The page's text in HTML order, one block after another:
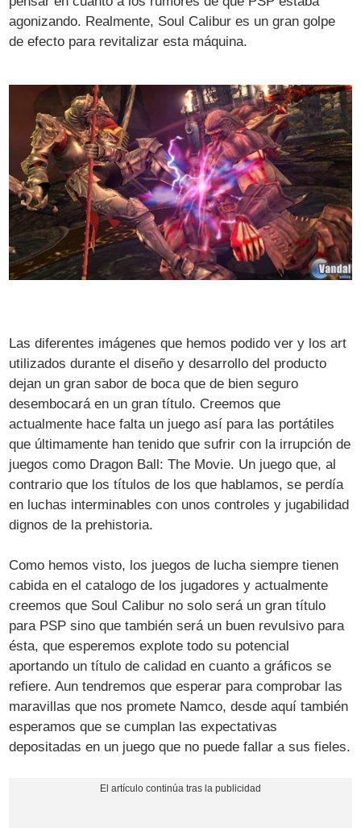
agonizando. Realmente, Soul Calibur es un gran golpe
de efecto para revitalizar esta máquina.
Las diferentes imágenes que hemos podido ver y los art
utilizados durante el diseño y desarrollo del producto
dejan un gran sabor de boca que de bien seguro
desembocará en un gran título. Creemos que
actualmente hace falta un juego así para las portátiles
que últimamente han tenido que sufrir con la irrupción de
juegos como Dragon Ball: The Movie. Un juego que, al
contrario que los títulos de los que hablamos, se perdía
en luchas interminables con unos controles y jugabilidad
dignos de la prehistoria.
Como hemos visto, los juegos de lucha siempre tienen
cabida en el catalogo de los jugadores y actualmente
creemos que Soul Calibur no solo será un gran título
para PSP sino que también será un buen revulsivo para
ésta, que esperemos explote todo su potencial
aportando un título de calidad en cuanto a gráficos se
refiere. Aun tendremos que esperar para comprobar las
maravillas que nos promete Namco, desde aquí también
esperamos que se cumplan las expectativas
depositadas en un juego que no puede fallar a sus fieles.